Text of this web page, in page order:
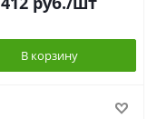
В корзину